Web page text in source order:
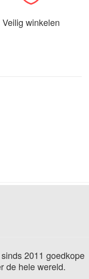
Veilig winkelen
2011 goedkope
de hele wereld.